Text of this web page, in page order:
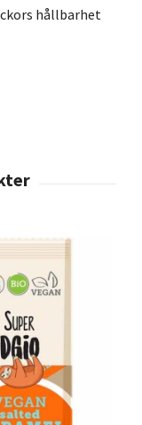
hållbarhet